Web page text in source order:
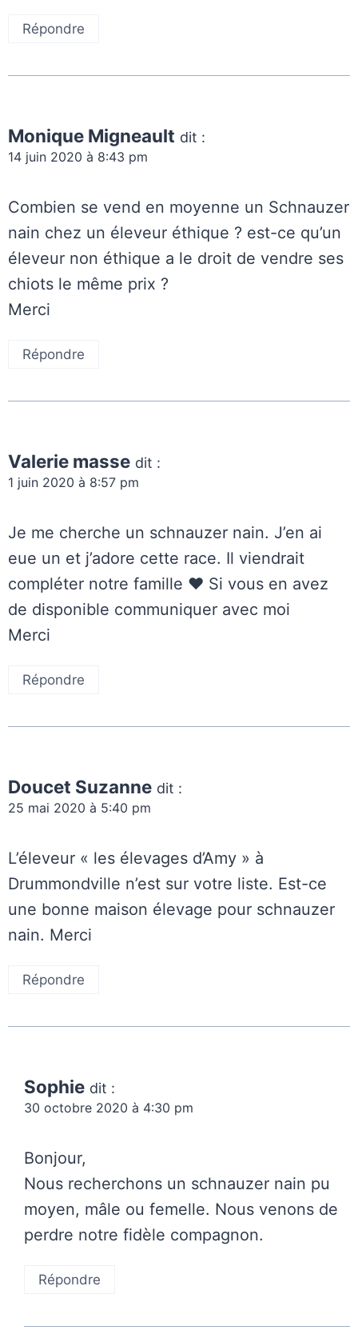
Répondre
Monique Migneault dit :
14 juin 2020 à 8:43 pm
Combien se vend en moyenne un Schnauzer
nain chez un éleveur éthique ? est-ce qu’un
éleveur non éthique a le droit de vendre ses
chiots le même prix ?
Merci
Répondre
Valerie masse dit :
1 juin 2020 à 8:57 pm
Je me cherche un schnauzer nain. J’en ai
eue un et j’adore cette race. Il viendrait
compléter notre famille ❤️ Si vous en avez
de disponible communiquer avec moi
Merci
Répondre
Doucet Suzanne dit :
25 mai 2020 à 5:40 pm
L’éleveur « les élevages d’Amy » à
Drummondville n’est sur votre liste. Est-ce
une bonne maison élevage pour schnauzer
nain. Merci
Répondre
Sophie dit :
30 octobre 2020 à 4:30 pm
Bonjour,
Nous recherchons un schnauzer nain pu
moyen, mâle ou femelle. Nous venons de
perdre notre fidèle compagnon.
Répondre